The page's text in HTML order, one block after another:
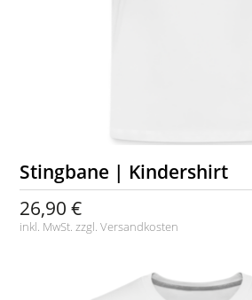
Stingbane | Kindershirt
26,90 €
inkl. MwSt. zzgl.Versandkosten